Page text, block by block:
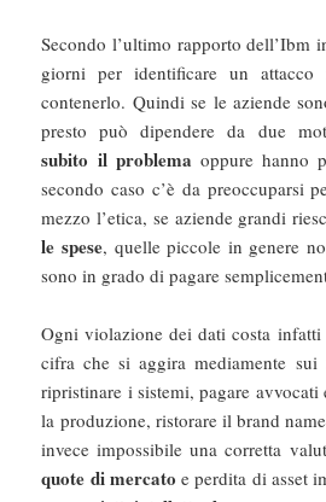
Secondo l’ultimo rapporto dell’Ibm
giorni per identificare un
contenerlo. Quindi se le aziende
presto può dipendere da due
subito il problema oppure hanno
secondo caso c’è da preoccuparsi
mezzo l’etica, se aziende grandi
le spese, quelle piccole in genere
sono in grado di pagare
Ogni violazione dei dati costa infatti
cifra che si aggira mediamente
ripristinare i sistemi, pagare
la produzione, ristorare il brand
invece impossibile una corretta
quote di mercato e perdita di asset